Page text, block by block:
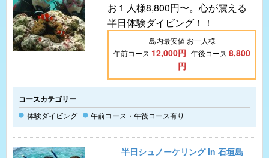
お１人様8,800円〜。心が震える
半日体験ダイビング！！
島内最安値 お一人様
午前コース 12,000円 午後コース 8,800
円
コースカテゴリー
体験ダイビング 午前コース・午後コース有り
半日シュノーケリング in 石垣島